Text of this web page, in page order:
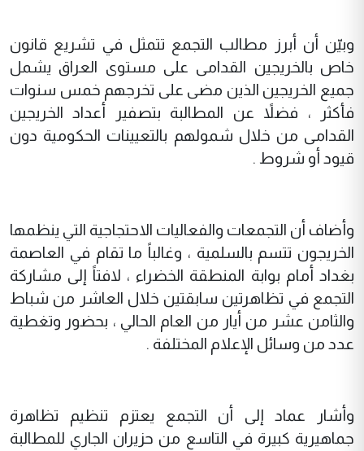
وبيّن أن أبرز مطالب التجمع تتمثل في تشريع قانون
خاص بالخريجين القدامى على مستوى العراق يشمل
جميع الخريجين الذين مضى على تخرجهم خمس سنوات
فأكثر ، فضلاً عن المطالبة بتصفير أعداد الخريجين
القدامى من خلال شمولهم بالتعيينات الحكومية دون
قيود أو شروط .
وأضاف أن التجمعات والفعاليات الاحتجاجية التي ينظمها
الخريجون تتسم بالسلمية ، وغالباً ما تقام في العاصمة
بغداد أمام بوابة المنطقة الخضراء ، لافتاً إلى مشاركة
التجمع في تظاهرتين سابقتين خلال العاشر من شباط
والثامن عشر من أيار من العام الحالي ، بحضور وتغطية
عدد من وسائل الإعلام المختلفة .
وأشار عماد إلى أن التجمع يعتزم تنظيم تظاهرة
جماهيرية كبيرة في التاسع من حزيران الجاري للمطالبة